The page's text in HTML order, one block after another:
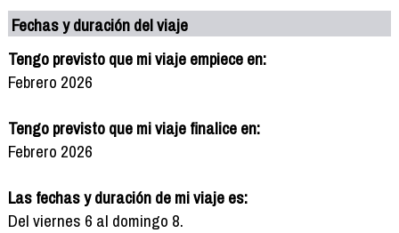
Fechas y duración del viaje
Tengo previsto que mi viaje empiece en:
Febrero 2026
Tengo previsto que mi viaje finalice en:
Febrero 2026
Las fechas y duración de mi viaje es:
Del viernes 6 al domingo 8.